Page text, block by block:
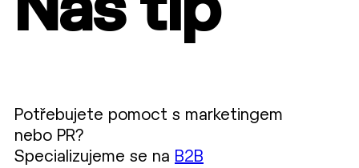
Náš tip
Potřebujete pomoct s marketingem
nebo PR?
Specializujeme se na B2B